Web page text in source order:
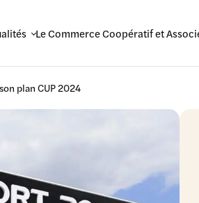
Le Commerce Coopératif et
plan CUP 2024